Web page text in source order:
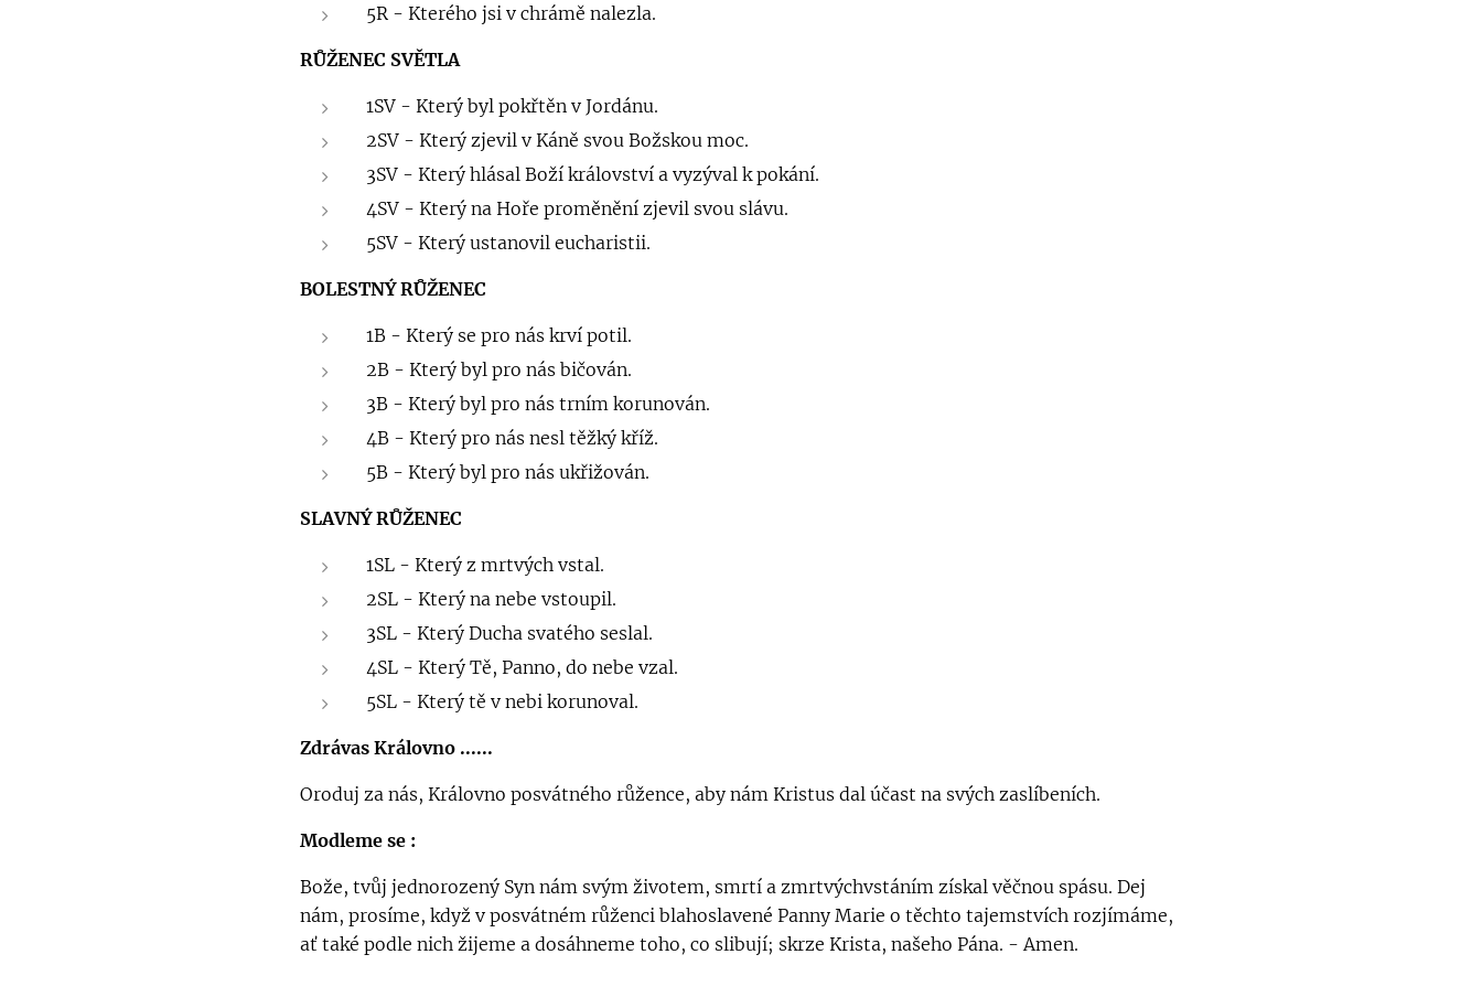
5R - Kterého jsi v chrámě nalezla.
RŮŽENEC SVĚTLA
1SV - Který byl pokřtěn v Jordánu.
2SV - Který zjevil v Káně svou Božskou moc.
3SV - Který hlásal Boží království a vyzýval k pokání.
4SV - Který na Hoře proměnění zjevil svou slávu.
5SV - Který ustanovil eucharistii.
BOLESTNÝ RŮŽENEC
1B - Který se pro nás krví potil.
2B - Který byl pro nás bičován.
3B - Který byl pro nás trním korunován.
4B - Který pro nás nesl těžký kříž.
5B - Který byl pro nás ukřižován.
SLAVNÝ RŮŽENEC
1SL - Který z mrtvých vstal.
2SL - Který na nebe vstoupil.
3SL - Který Ducha svatého seslal.
4SL - Který Tě, Panno, do nebe vzal.
5SL - Který tě v nebi korunoval.
Zdrávas Královno ......
Oroduj za nás, Královno posvátného růžence, aby nám Kristus dal účast na svých zaslíbeních.
Modleme se :
Bože, tvůj jednorozený Syn nám svým životem, smrtí a zmrtvýchvstáním získal věčnou spásu. Dej
nám, prosíme, když v posvátném růženci blahoslavené Panny Marie o těchto tajemstvích rozjímáme,
ať také podle nich žijeme a dosáhneme toho, co slibují; skrze Krista, našeho Pána. - Amen.